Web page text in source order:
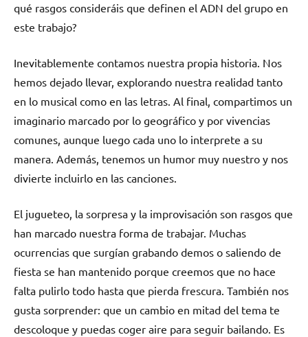
qué rasgos consideráis que definen el ADN del grupo en
este trabajo?
Inevitablemente contamos nuestra propia historia. Nos
hemos dejado llevar, explorando nuestra realidad tanto
en lo musical como en las letras. Al final, compartimos un
imaginario marcado por lo geográfico y por vivencias
comunes, aunque luego cada uno lo interprete a su
manera. Además, tenemos un humor muy nuestro y nos
divierte incluirlo en las canciones.
El jugueteo, la sorpresa y la improvisación son rasgos que
han marcado nuestra forma de trabajar. Muchas
ocurrencias que surgían grabando demos o saliendo de
fiesta se han mantenido porque creemos que no hace
falta pulirlo todo hasta que pierda frescura. También nos
gusta sorprender: que un cambio en mitad del tema te
descoloque y puedas coger aire para seguir bailando. Es